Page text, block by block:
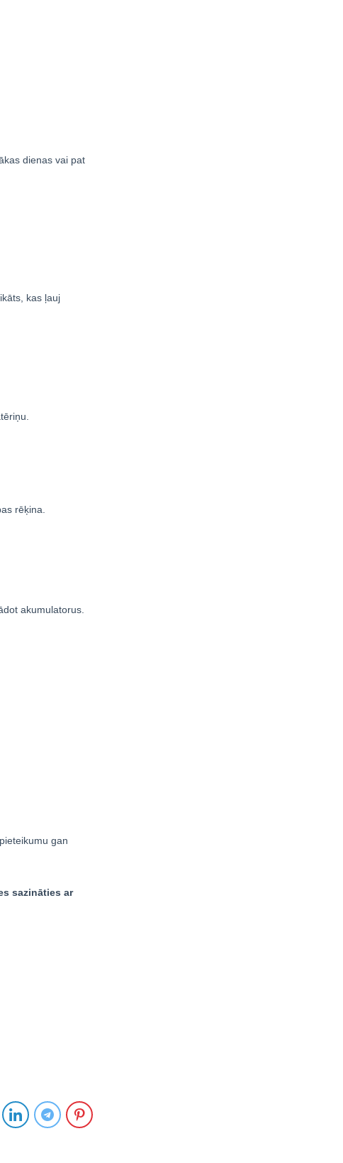
dienas vai pat
kas ļauj
rēķina.
akumulatorus.
gan
sazināties ar